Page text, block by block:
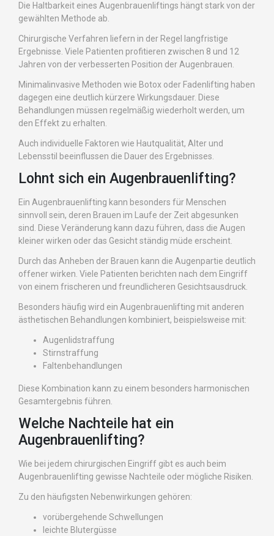
Die Haltbarkeit eines Augenbrauenliftings hängt stark von der
gewählten Methode ab.
Chirurgische Verfahren liefern in der Regel langfristige
Ergebnisse. Viele Patienten profitieren zwischen 8 und 12
Jahren von der verbesserten Position der Augenbrauen.
Minimalinvasive Methoden wie Botox oder Fadenlifting haben
dagegen eine deutlich kürzere Wirkungsdauer. Diese
Behandlungen müssen regelmäßig wiederholt werden, um
den Effekt zu erhalten.
Auch individuelle Faktoren wie Hautqualität, Alter und
Lebensstil beeinflussen die Dauer des Ergebnisses.
Lohnt sich ein Augenbrauenlifting?
Ein Augenbrauenlifting kann besonders für Menschen
sinnvoll sein, deren Brauen im Laufe der Zeit abgesunken
sind. Diese Veränderung kann dazu führen, dass die Augen
kleiner wirken oder das Gesicht ständig müde erscheint.
Durch das Anheben der Brauen kann die Augenpartie deutlich
offener wirken. Viele Patienten berichten nach dem Eingriff
von einem frischeren und freundlicheren Gesichtsausdruck.
Besonders häufig wird ein Augenbrauenlifting mit anderen
ästhetischen Behandlungen kombiniert, beispielsweise mit:
Augenlidstraffung
Stirnstraffung
Faltenbehandlungen
Diese Kombination kann zu einem besonders harmonischen
Gesamtergebnis führen.
Welche Nachteile hat ein
Augenbrauenlifting?
Wie bei jedem chirurgischen Eingriff gibt es auch beim
Augenbrauenlifting gewisse Nachteile oder mögliche Risiken.
Zu den häufigsten Nebenwirkungen gehören:
vorübergehende Schwellungen
leichte Blutergüsse